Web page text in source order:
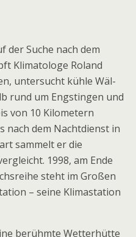
der Suche nach dem
Klimatologe Roland
untersucht kühle Wäl­
rund um Engstingen und
von 10 Kilometern
nach dem Nachtdienst in
sammelt er die
1998, am Ende
steht im Großen
– seine Klimastation
berühmte Wetterhütte